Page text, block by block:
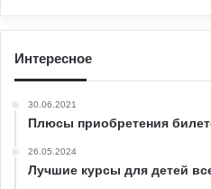
Интересное
30.06.2021
Плюсы приобретения
26.05.2024
Лучшие курсы для детей